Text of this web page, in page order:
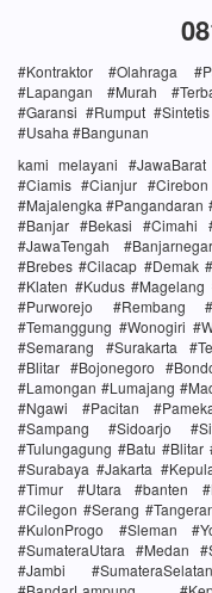
#Kontraktor #Olahraga
#Lapangan #Murah
#Garansi #Rumput
#Usaha #Bangunan
kami melayani
#Ciamis #Cianjur
#Majalengka #Pangandaran
#Banjar #Bekasi #Cimahi
#JawaTengah
#Brebes #Cilacap #Demak
#Klaten #Kudus
#Purworejo #Rembang
#Temanggung #Wonogiri
#Semarang #Surakarta
#Blitar #Bojonegoro
#Lamongan #Lumajang
#Ngawi #Pacitan
#Sampang #Sidoarjo
#Tulungagung #Batu #Blitar
#Surabaya #Jakarta
#Timur #Utara #banten
#Cilegon #Serang
#KulonProgo #Sleman
#SumateraUtara #Medan
#Jambi